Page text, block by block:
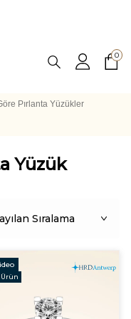
0
Pırlanta Yüzükler
Yüzük
Ürün